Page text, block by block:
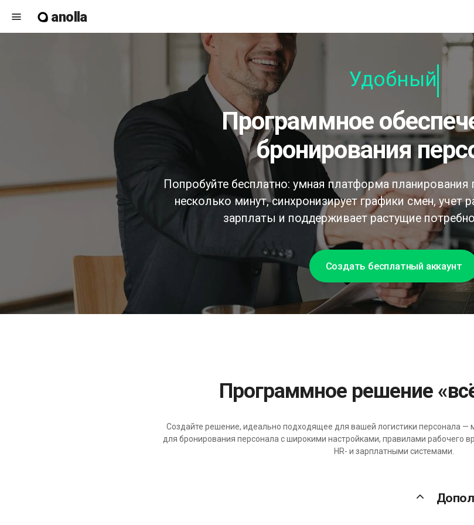
menu anolla
Удобный
программное обеспечение для
бронирования
Попробуйте бесплатно: умная платформа планирования
несколько минут, синхронизирует графики смен, учет
зарплаты и поддерживает растущие
Создать бесплатный аккаунт
Программное решение
Создайте решение, идеально подходящее для вашей логистики персонала —
для бронирования персонала с широкими настройками, правилами рабочего
HR- и зарплатными системами.
keyboard_arrow_up